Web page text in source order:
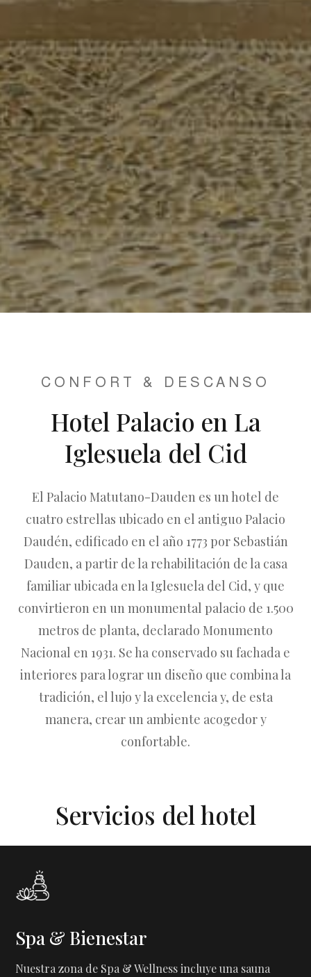
CONFORT & DESCANSO
Hotel Palacio en La
Iglesuela del Cid
El Palacio Matutano-Dauden es un hotel de
cuatro estrellas ubicado en el antiguo Palacio
Daudén, edificado en el año 1773 por Sebastián
Dauden, a partir de la rehabilitación de la casa
familiar ubicada en la Iglesuela del Cid, y que
convirtieron en un monumental palacio de 1.500
metros de planta, declarado Monumento
Nacional en 1931. Se ha conservado su fachada e
interiores para lograr un diseño que combina la
tradición, el lujo y la excelencia y, de esta
manera, crear un ambiente acogedor y
confortable.
Servicios del hotel
Spa & Bienestar
Nuestra zona de Spa & Wellness incluye una sauna